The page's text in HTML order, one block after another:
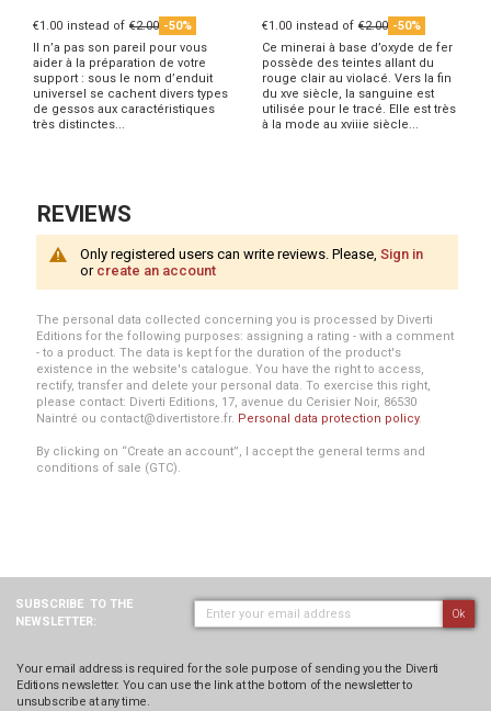
€1.00 instead of €2.00 -50%
Il n’a pas son pareil pour vous
aider à la préparation de votre
support : sous le nom d’enduit
universel se cachent divers types
de gessos aux caractéristiques
très distinctes...
€1.00 instead of €2.00 -50%
Ce minerai à base d’oxyde de fer
possède des teintes allant du
rouge clair au violacé. Vers la fin
du xve siècle, la sanguine est
utilisée pour le tracé. Elle est très
à la mode au xviiie siècle...
REVIEWS
Only registered users can write reviews. Please, Sign in
or create an account
The personal data collected concerning you is processed by Diverti
Editions for the following purposes: assigning a rating - with a comment
- to a product. The data is kept for the duration of the product's
existence in the website's catalogue. You have the right to access,
rectify, transfer and delete your personal data. To exercise this right,
please contact: Diverti Editions, 17, avenue du Cerisier Noir, 86530
Naintré ou contact@divertistore.fr. Personal data protection policy.
By clicking on “Create an account”, I accept the general terms and
conditions of sale (GTC).
SUBSCRIBE TO THE
NEWSLETTER:
Ok
Your email address is required for the sole purpose of sending you the Diverti
Editions newsletter. You can use the link at the bottom of the newsletter to
unsubscribe at any time.